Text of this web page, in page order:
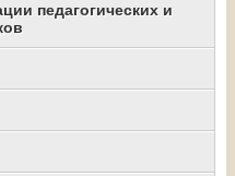
педагогических и